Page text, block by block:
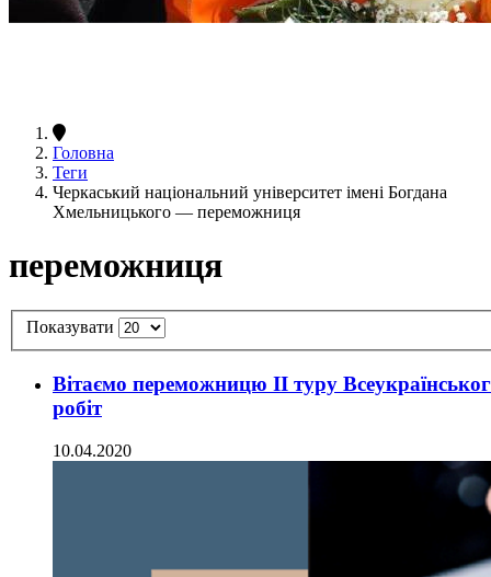
Головна
Теги
Черкаський національний університет імені Богдана
Хмельницького — переможниця
переможниця
Показувати
Вітаємо переможницю ІІ туру
робіт
10.04.2020